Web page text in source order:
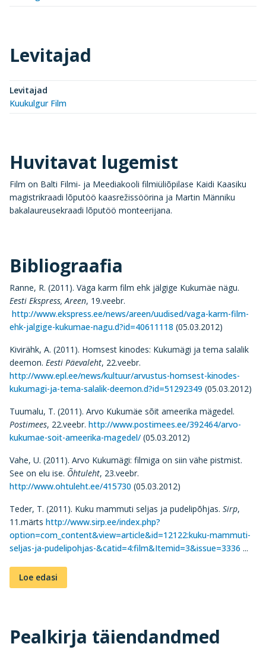
Levitajad
Levitajad
Kuukulgur Film
Huvitavat lugemist
Film on Balti Filmi- ja Meediakooli filmiüliõpilase Kaidi Kaasiku
magistrikraadi lõputöö kaasrežissöörina ja Martin Männiku
bakalaureusekraadi lõputöö monteerijana.
Bibliograafia
Ranne, R. (2011). Väga karm film ehk jälgige Kukumäe nägu.
Eesti Ekspress, Areen, 19.veebr.
http://www.ekspress.ee/news/areen/uudised/vaga-karm-film-
ehk-jalgige-kukumae-nagu.d?id=40611118 (05.03.2012)
Kivirähk, A. (2011). Homsest kinodes: Kukumägi ja tema salalik
deemon. Eesti Päevaleht, 22.veebr.
http://www.epl.ee/news/kultuur/arvustus-homsest-kinodes-
kukumagi-ja-tema-salalik-deemon.d?id=51292349 (05.03.2012)
Tuumalu, T. (2011). Arvo Kukumäe sõit ameerika mägedel.
Postimees, 22.veebr. http://www.postimees.ee/392464/arvo-
kukumae-soit-ameerika-magedel/ (05.03.2012)
Vahe, U. (2011). Arvo Kukumägi: filmiga on siin vähe pistmist.
See on elu ise. Õhtuleht, 23.veebr.
http://www.ohtuleht.ee/415730 (05.03.2012)
Teder, T. (2011). Kuku mammuti seljas ja pudelipõhjas. Sirp,
11.märts http://www.sirp.ee/index.php?
option=com_content&view=article&id=12122:kuku-mammuti-
seljas-ja-pudelipohjas-&catid=4:film&Itemid=3&issue=3336 ...
Loe edasi
Pealkirja täiendandmed